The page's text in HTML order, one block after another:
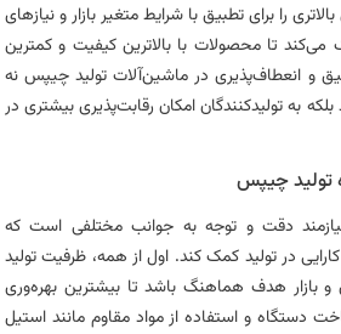
را برای تطبیق با شرایط متغیر بازار و نیازهای
تا محصولات با بالاترین کیفیت و کمترین
و انعطاف‌پذیری در ماشین‌آلات تولید چیپس نه
به تولیدکنندگان امکان رقابت‌پذیری بیشتری در
تولید چیپس
دقت و توجه به جوانب مختلفی است که
در تولید کمک کند. اول از همه، ظرفیت تولید
و بازار هدف هماهنگ باشد تا بیشترین بهره‌وری
و استفاده از مواد مقاوم مانند استیل